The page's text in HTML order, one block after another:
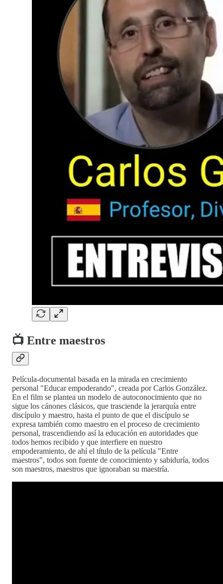
📺 Entre maestros
Película-documental basada en la mirada en crecimiento
personal "Educar empoderando", creada por Carlos González.
En el film se plantea un modelo de autoconocimiento que no
sigue los cánones clásicos, que trasciende la jerarquía entre
discípulo y maestro, hasta el punto de que el discípulo se
expresa también como maestro en el proceso de crecimiento
personal, trascendiendo así la educación en autoridades que
todos hemos recibido y que interfiere en nuestro
empoderamiento, de ahí el título de la película "Entre
maestros", todos son fuente de conocimiento y sabiduría, todos
son maestros, maestros que ignoraban su maestría.